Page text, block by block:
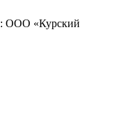
: ООО «Курский